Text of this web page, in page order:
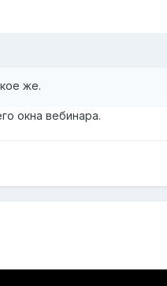
же.
окна вебинара.